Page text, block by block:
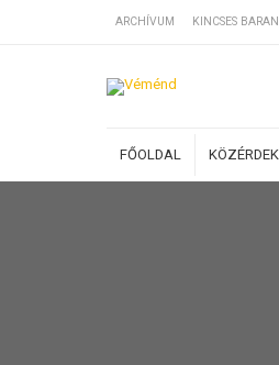
ARCHÍVUM KINCSES
FŐOLDAL